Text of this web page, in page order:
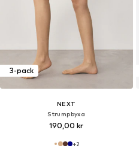
3-pack
NEXT
Strumpbyxa
190,00 kr
+2